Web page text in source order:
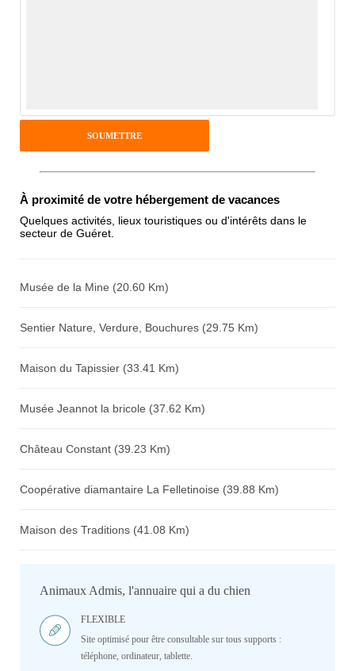
Antispam - Combien font 7x4 (en
chiffres) :
À proximité de votre hébergement de vacances
Quelques activités, lieux touristiques ou d'intérêts dans le
secteur de Guéret.
Musée de la Mine (20.60 Km)
Sentier Nature, Verdure, Bouchures (29.75 Km)
Maison du Tapissier (33.41 Km)
Musée Jeannot la bricole (37.62 Km)
Château Constant (39.23 Km)
Coopérative diamantaire La Felletinoise (39.88 Km)
Maison des Traditions (41.08 Km)
Animaux Admis, l'annuaire qui a du chien
FLEXIBLE
Site optimisé pour être consultable sur tous supports :
téléphone, ordinateur, tablette.